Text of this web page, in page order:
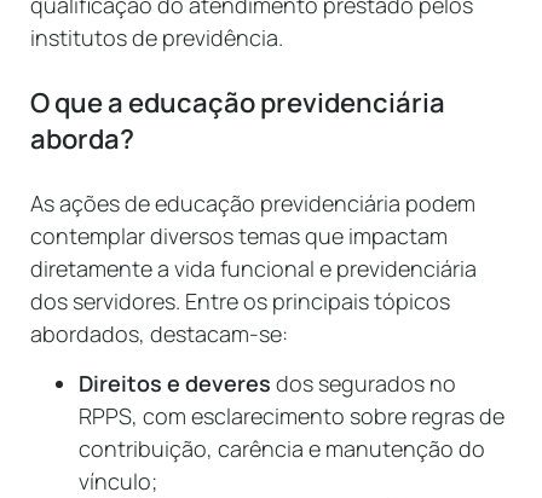
institutos de previdência.
O que a educação previdenciária
aborda?
As ações de educação previdenciária podem
contemplar diversos temas que impactam
diretamente a vida funcional e previdenciária
dos servidores. Entre os principais tópicos
abordados, destacam-se:
Direitos e deveres dos segurados no
RPPS, com esclarecimento sobre regras de
contribuição, carência e manutenção do
vínculo;